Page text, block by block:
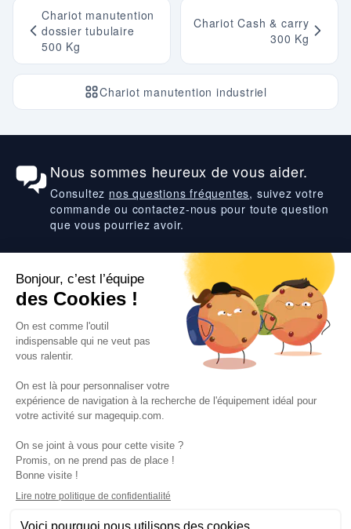
Chariot manutention
dossier tubulaire
500 Kg
Chariot manutention industriel
Chariot Cash & carry
300 Kg
Nous sommes heureux de vous aider.
Consultez nos questions fréquentes, suivez votre
commande ou contactez-nous pour toute question
que vous pourriez avoir.
Suivez-nous
VOS SERVICES
VOS DEMANDES
NOTRE SOCIETE
CGV Données personnelles Prix euro HT